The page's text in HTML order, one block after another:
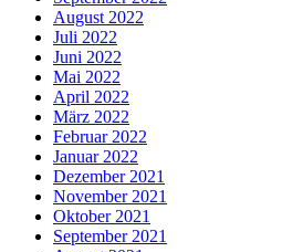
August 2022
Juli 2022
Juni 2022
Mai 2022
April 2022
März 2022
Februar 2022
Januar 2022
Dezember 2021
November 2021
Oktober 2021
September 2021